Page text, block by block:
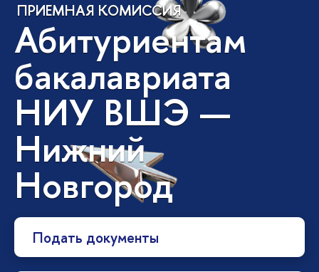
ПРИЕМНАЯ КОМИССИЯ
Абитуриентам
бакалавриата
НИУ ВШЭ —
Нижний
Новгород
Подать документы